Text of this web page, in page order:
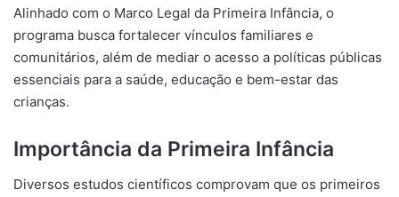
Alinhado com o Marco Legal da Primeira Infância, o
programa busca fortalecer vínculos familiares e
comunitários, além de mediar o acesso a políticas públicas
essenciais para a saúde, educação e bem-estar das
crianças.
Importância da Primeira Infância
Diversos estudos científicos comprovam que os primeiros